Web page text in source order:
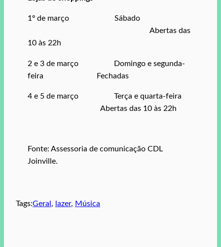
1º de março Sábado
Abertas das
10 às 22h
2 e 3 de março Domingo e segunda-
feira Fechadas
4 e 5 de março Terça e quarta-feira
Abertas das 10 às 22h
Fonte: Assessoria de comunicação CDL
Joinville.
Tags:Geral , lazer, Música